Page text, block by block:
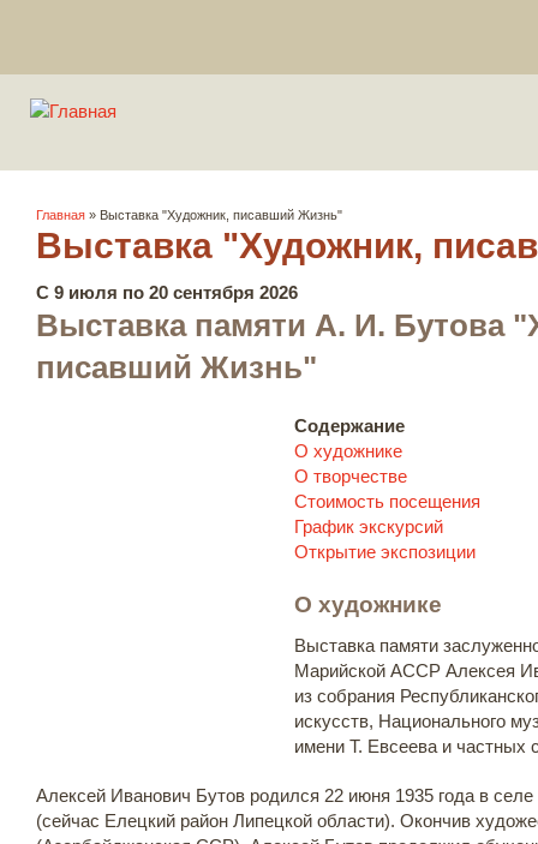
Вы здесь
Главная » Выставка "Художник, писавший Жизнь"
Выставка "Художник,
С 9 июля по 20 сентября 2026
Выставка памяти А. И. Бутова
писавший Жизнь"
Содержание
О художнике
О творчестве
Стоимость посещения
График экскурсий
Открытие экспозиции
О художнике
Выставка памяти
Марийской АССР Алексея
из собрания
искусств, Национального
имени Т. Евсеева и частных
Алексей Иванович Бутов родился 22 июня 1935 года в
(сейчас Елецкий район Липецкой области). Окончив